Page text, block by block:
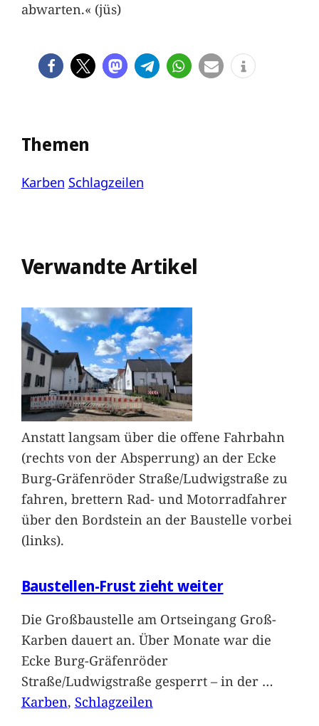
abwarten.« (jüs)
Themen
Karben Schlagzeilen
Verwandte Artikel
Anstatt langsam über die offene Fahrbahn
(rechts von der Absperrung) an der Ecke
Burg-Gräfenröder Straße/Ludwigstraße zu
fahren, brettern Rad- und Motorradfahrer
über den Bordstein an der Baustelle vorbei
(links).
Baustellen-Frust zieht weiter
Die Großbaustelle am Ortseingang Groß-
Karben dauert an. Über Monate war die
Ecke Burg-Gräfenröder
Straße/Ludwigstraße gesperrt – in der …
Karben, Schlagzeilen